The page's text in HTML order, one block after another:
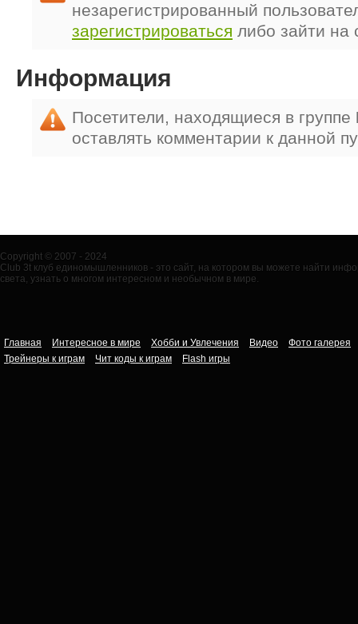
незарегистрированный
зарегистрироваться либо зайти на
Информация
Посетители, находящиеся в группе
оставлять комментарии к данной
Copyright © 2007 - 2024
Club 3t клуб единомышленников - это сайт, на котором вы можете найти
света, узнать о многом интересном и необычном в мире.
Главная Интересное в мире Хобби и Увлечения Видео
Фото галерея
Трейнеры к играм
Чит коды к играм Flash игры